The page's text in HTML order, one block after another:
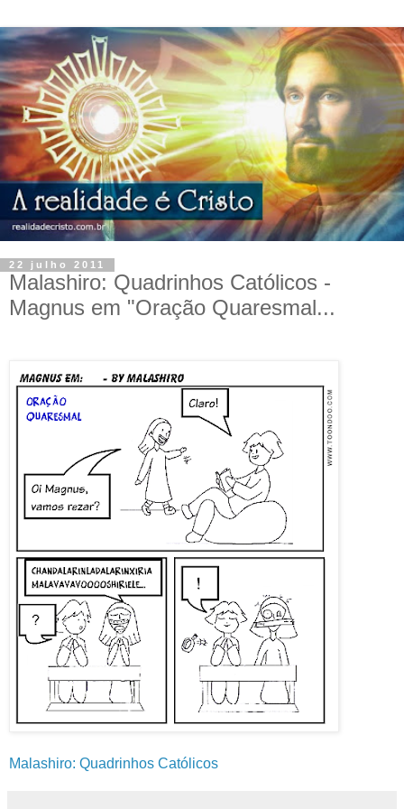
22 julho 2011
Malashiro: Quadrinhos Católicos -
Magnus em "Oração Quaresmal...
Malashiro: Quadrinhos Católicos